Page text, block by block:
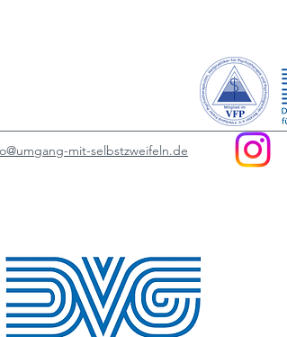
mit-selbstzweifeln.de